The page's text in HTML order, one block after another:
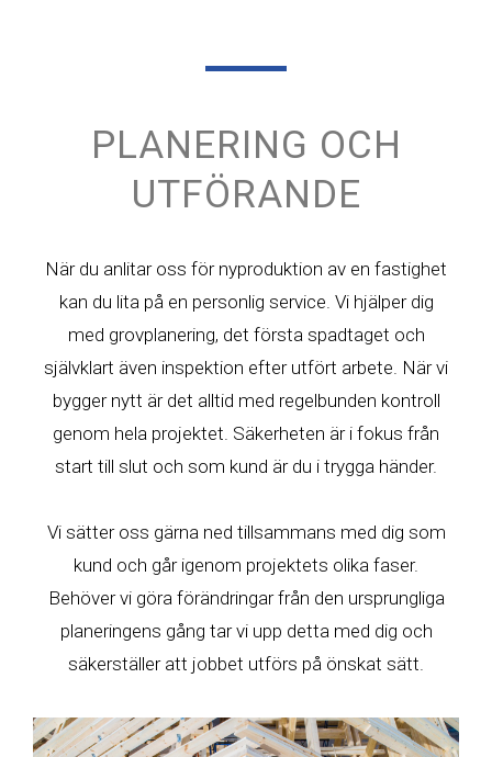
PLANERING OCH
UTFÖRANDE
När du anlitar oss för nyproduktion av en fastighet
kan du lita på en personlig service. Vi hjälper dig
med grovplanering, det första spadtaget och
självklart även inspektion efter utfört arbete. När vi
bygger nytt är det alltid med regelbunden kontroll
genom hela projektet. Säkerheten är i fokus från
start till slut och som kund är du i trygga händer.
Vi sätter oss gärna ned tillsammans med dig som
kund och går igenom projektets olika faser.
Behöver vi göra förändringar från den ursprungliga
planeringens gång tar vi upp detta med dig och
säkerställer att jobbet utförs på önskat sätt.